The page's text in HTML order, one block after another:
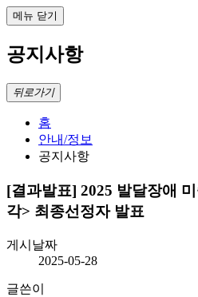
메뉴 닫기
공지사항
뒤로가기
홈
안내/정보
공지사항
[결과발표] 2025 발달장애
각> 최종선정자 발표
게시날짜
2025-05-28
글쓴이